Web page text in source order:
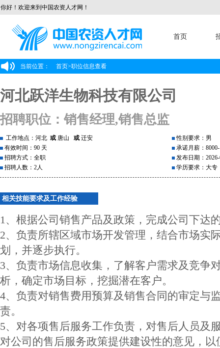
你好！欢迎来到中国农资人才网！
首页
当前位置： 首页>职位信息查看
河北跃洋生物科技有限公司
招聘职位：销售经理,销售总监
工作地点：河北 或 唐山 或 迁安
有效时间：90 天
招聘方式：全职
招聘人数：2人
性别要求：男
承诺月薪：8000-
发布日期：
学历要求：大专
相关技能要求及工作经验
1、根据公司销售产品及政策，完成公司下达
2、负责所辖区域市场开发管理，结合市场实
划，并逐步执行。
3、负责市场信息收集，了解客户需求及竞争
析，确定市场目标，挖掘潜在客户。
4、负责对销售费用预算及销售合同的审定与
责。
5、对各项售后服务工作负责，对售后人员及
对公司的售后服务政策提供建设性的意见，